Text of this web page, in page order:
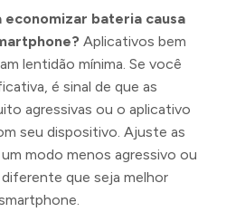
economizar bateria causa
Aplicativos bem
lentidão mínima. Se você
é sinal de que as
agressivas ou o aplicativo
seu dispositivo. Ajuste as
modo menos agressivo ou
que seja melhor